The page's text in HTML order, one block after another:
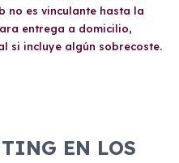
no es vinculante hasta la
entrega a domicilio,
si incluye algún sobrecoste.
EN LOS